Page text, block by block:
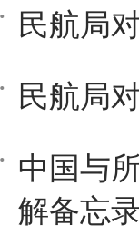
民航局
民航局
中国与
解备忘